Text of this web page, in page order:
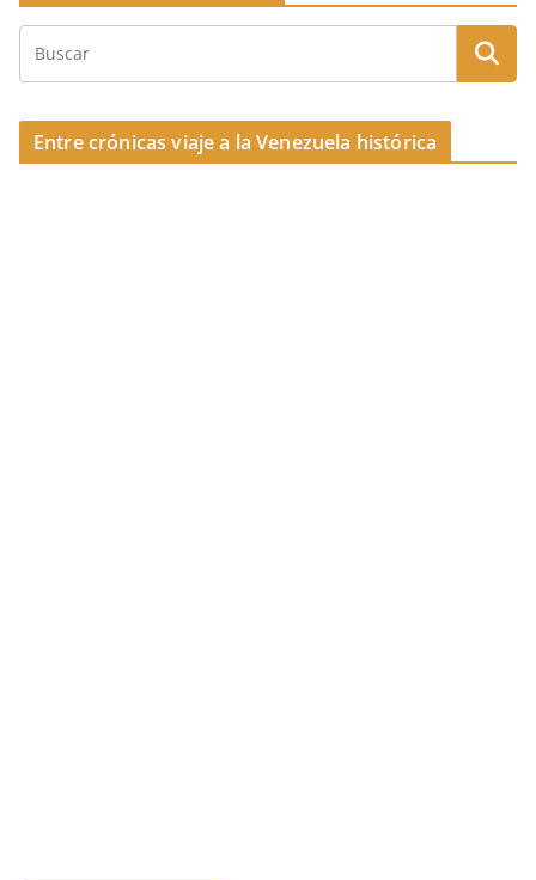
Entre crónicas viaje a la Venezuela histórica